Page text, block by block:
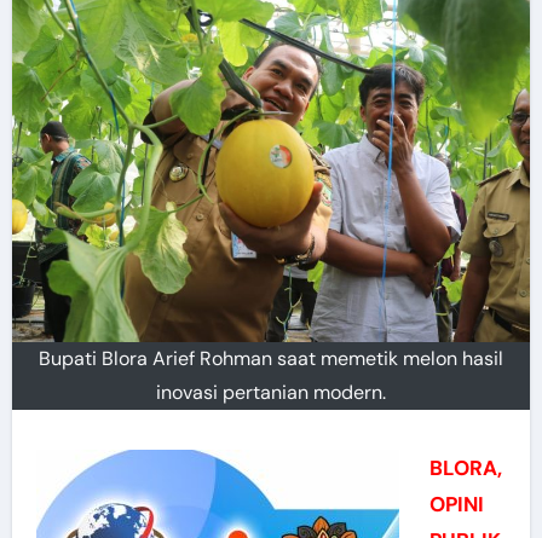
Bupati Blora Arief Rohman saat memetik melon hasil
inovasi pertanian modern.
BLORA,
OPINI